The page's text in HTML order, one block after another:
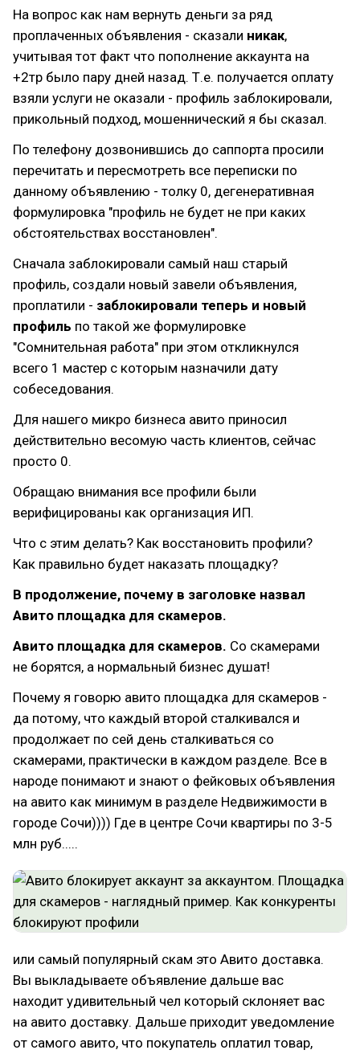
На вопрос как нам вернуть деньги за ряд
проплаченных объявления - сказали никак,
учитывая тот факт что пополнение аккаунта на
+2тр было пару дней назад. Т.е. получается оплату
взяли услуги не оказали - профиль заблокировали,
прикольный подход, мошеннический я бы сказал.
По телефону дозвонившись до саппорта просили
перечитать и пересмотреть все переписки по
данному объявлению - толку 0, дегенеративная
формулировка "профиль не будет не при каких
обстоятельствах восстановлен".
Сначала заблокировали самый наш старый
профиль, создали новый завели объявления,
проплатили - заблокировали теперь и новый
профиль по такой же формулировке
"Сомнительная работа" при этом откликнулся
всего 1 мастер с которым назначили дату
собеседования.
Для нашего микро бизнеса авито приносил
действительно весомую часть клиентов, сейчас
просто 0.
Обращаю внимания все профили были
верифицированы как организация ИП.
Что с этим делать? Как восстановить профили?
Как правильно будет наказать площадку?
В продолжение, почему в заголовке назвал
Авито площадка для скамеров.
Авито площадка для скамеров. Со скамерами
не борятся, а нормальный бизнес душат!
Почему я говорю авито площадка для скамеров -
да потому, что каждый второй сталкивался и
продолжает по сей день сталкиваться со
скамерами, практически в каждом разделе. Все в
народе понимают и знают о фейковых объявления
на авито как минимум в разделе Недвижимости в
городе Сочи)))) Где в центре Сочи квартиры по 3-5
млн руб.....
или самый популярный скам это Авито доставка.
Вы выкладываете объявление дальше вас
находит удивительный чел который склоняет вас
на авито доставку. Дальше приходит уведомление
от самого авито, что покупатель оплатил товар,